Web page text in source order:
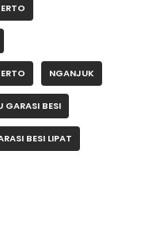
NGANJUK
GARASI BESI
BESI LIPAT